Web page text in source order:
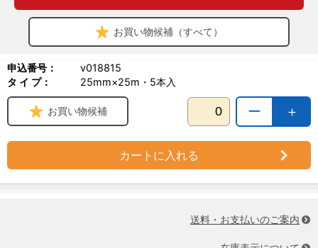
お買い物候補（すべて）
申込番号：
v018815
タ イ プ：
25mm×25m・5本入
＋
ー
お買い物候補
カートに入れる
送料・お支払いのご案内